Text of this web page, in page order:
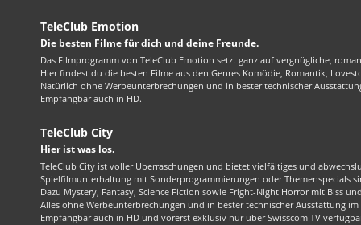
TeleClub Emotion
Die besten Filme für dich und deine Freunde.
Das Filmprogramm von TeleClub Emotion setzt ganz auf vergnügliche,
Hier findest du die besten Filme aus den Genres Komödie, Romantik,
Natürlich ohne Werbeunterbrechungen und in bester technischer
Empfangbar auch in HD.
TeleClub City
Hier ist was los.
TeleClub City ist voller Überraschungen und bietet vielfältiges und
Spielfilmunterhaltung mit Sonderprogrammierungen oder Themenspecials
Dazu Mystery, Fantasy, Science Fiction sowie Fright-Night Horror mit Biss
Alles ohne Werbeunterbrechungen und in bester technischer Ausstattung
Empfangbar auch in HD und vorerst exklusiv nur über Swisscom TV